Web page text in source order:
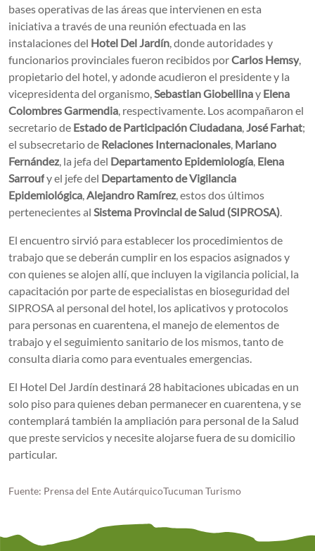
bases operativas de las áreas que intervienen en esta
iniciativa a través de una reunión efectuada en las
instalaciones del Hotel Del Jardín, donde autoridades y
funcionarios provinciales fueron recibidos porCarlos Hemsy,
propietario del hotel, y adonde acudieron el presidente y la
vicepresidenta del organismo,Sebastian Giobellinay Elena
Colombres Garmendia, respectivamente. Los acompañaron el
secretario de Estado de Participación Ciudadana,José Farhat;
el subsecretario de Relaciones Internacionales, Mariano
Fernández, la jefa del Departamento Epidemiología, Elena
Sarroufy el jefe del Departamento de Vigilancia
Epidemiológica,Alejandro Ramírez, estos dos últimos
pertenecientes al Sistema Provincial de Salud (SIPROSA).
El encuentro sirvió para establecer los procedimientos de
trabajo que se deberán cumplir en los espacios asignados y
con quienes se alojen allí, que incluyen la vigilancia policial, la
capacitación por parte de especialistas en bioseguridad del
SIPROSA al personal del hotel, los aplicativos y protocolos
para personas en cuarentena, el manejo de elementos de
trabajo y el seguimiento sanitario de los mismos, tanto de
consulta diaria como para eventuales emergencias.
El Hotel Del Jardín destinará 28 habitaciones ubicadas en un
solo piso para quienes deban permanecer en cuarentena, y se
contemplará también la ampliación para personal de la Salud
que preste servicios y necesite alojarse fuera de su domicilio
particular.
Fuente: Prensa del Ente AutárquicoTucuman Turismo